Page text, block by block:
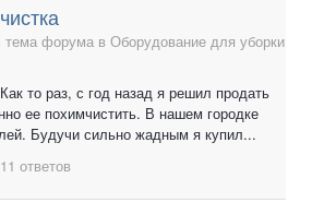
тема форума в Оборудование для уборки
то раз, с год назад я решил продать
ее похимчистить. В нашем городке
Будучи сильно жадным я купил...
11 ответов